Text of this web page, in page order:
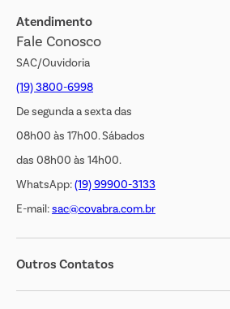
Jornal de Ofertas
Transparência Salarial
Atendimento
Fale Conosco
SAC/Ouvidoria
(19) 3800-6998
De segunda a sexta das
08h00 às 17h00. Sábados
das 08h00 às 14h00.
WhatsApp:(19) 99900-3133
E-mail:sac@covabra.com.br
Outros Contatos
Negócios Imobiliários